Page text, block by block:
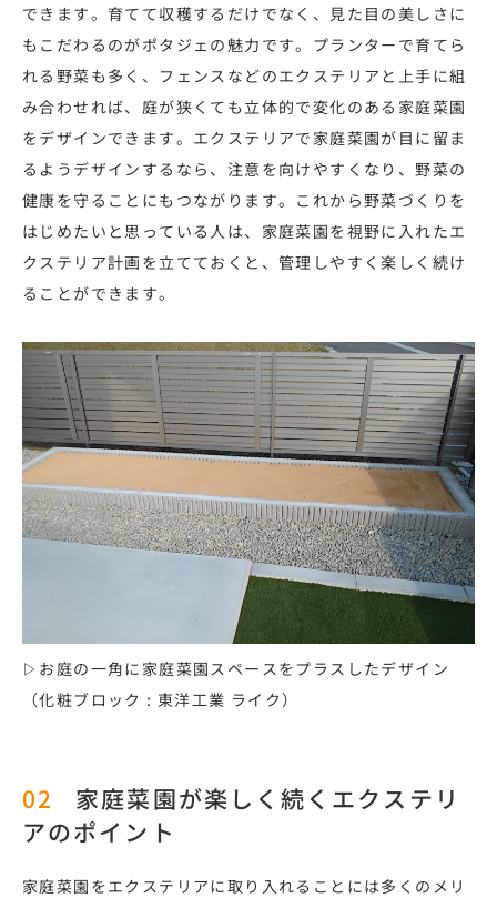
できます。育てて収穫するだけでなく、見た目の美しさに
もこだわるのがポタジェの魅力です。プランターで育てら
れる野菜も多く、フェンスなどのエクステリアと上手に組
み合わせれば、庭が狭くても立体的で変化のある家庭菜園
をデザインできます。エクステリアで家庭菜園が目に留ま
るようデザインするなら、注意を向けやすくなり、野菜の
健康を守ることにもつながります。これから野菜づくりを
はじめたいと思っている人は、家庭菜園を視野に入れたエ
クステリア計画を立てておくと、管理しやすく楽しく続け
ることができます。
▷お庭の一角に家庭菜園スペースをプラスしたデザイン
（化粧ブロック : 東洋工業 ライク）
家庭菜園が楽しく続くエクステリ
アのポイント
家庭菜園をエクステリアに取り入れることには多くのメリ